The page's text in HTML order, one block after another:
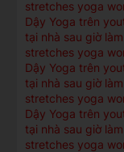
stretches yoga
Dậy Yoga trên
tại nhà sau giờ
stretches yoga
Dậy Yoga trên
tại nhà sau giờ
stretches yoga
Dậy Yoga trên
tại nhà sau giờ
stretches yoga